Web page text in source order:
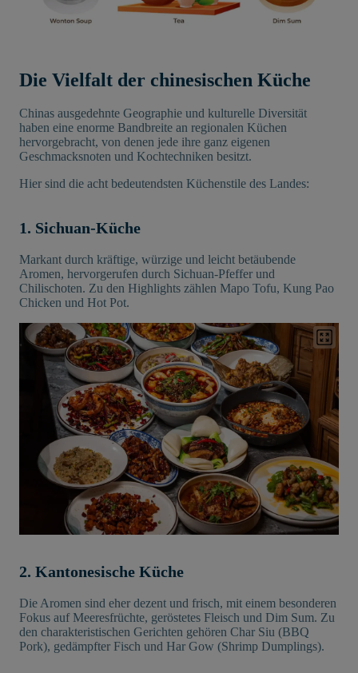
Die Vielfalt der chinesischen Küche
Chinas ausgedehnte Geographie und kulturelle Diversität
haben eine enorme Bandbreite an regionalen Küchen
hervorgebracht, von denen jede ihre ganz eigenen
Geschmacksnoten und Kochtechniken besitzt.
Hier sind die acht bedeutendsten Küchenstile des Landes:
1. Sichuan-Küche
Markant durch kräftige, würzige und leicht betäubende
Aromen, hervorgerufen durch Sichuan-Pfeffer und
Chilischoten. Zu den Highlights zählen Mapo Tofu, Kung Pao
Chicken und Hot Pot.
2. Kantonesische Küche
Die Aromen sind eher dezent und frisch, mit einem besonderen
Fokus auf Meeresfrüchte, geröstetes Fleisch und Dim Sum. Zu
den charakteristischen Gerichten gehören Char Siu (BBQ
Pork), gedämpfter Fisch und Har Gow (Shrimp Dumplings).